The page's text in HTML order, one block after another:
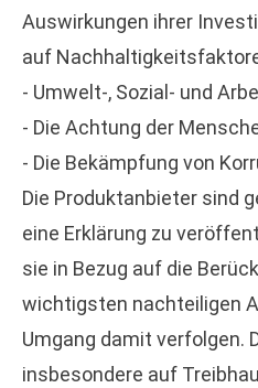
Auswirkungen ihrer
auf
- Umwelt-, Sozial- und
- Die Achtung der
- Die Bekämpfung von
Die Produktanbieter sind
eine Erklärung zu
sie in Bezug auf die
wichtigsten nachteiligen
Umgang damit verfolgen.
insbesondere auf